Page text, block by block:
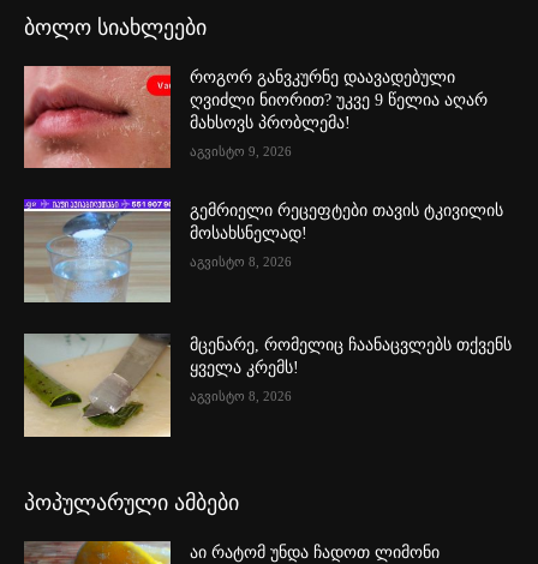
ბოლო სიახლეები
როგორ განვკურნე დაავადებული
ღვიძლი ნიორით? უკვე 9 წელია აღარ
მახსოვს პრობლემა!
აგვისტო 9, 2026
გემრიელი რეცეფტები თავის ტკივილის
მოსახსნელად!
აგვისტო 8, 2026
მცენარე, რომელიც ჩაანაცვლებს თქვენს
ყველა კრემს!
აგვისტო 8, 2026
პოპულარული ამბები
აი რატომ უნდა ჩადოთ ლიმონი